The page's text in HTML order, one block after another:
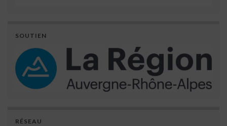
SOUTIEN
RÉSEAU